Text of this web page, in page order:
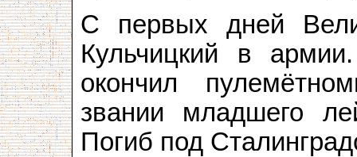
С первых дней
Кульчицкий в
окончил
звании младшего
Погиб под